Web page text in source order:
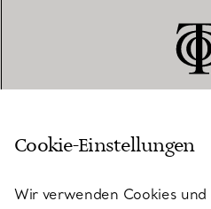
KUNDENSERVICE
Cookie-Einstellungen
Wir verwenden Cookies